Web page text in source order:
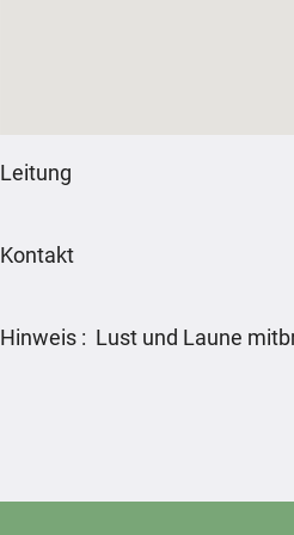
Leitung
Kontakt
Hinweis : Lust und Laune